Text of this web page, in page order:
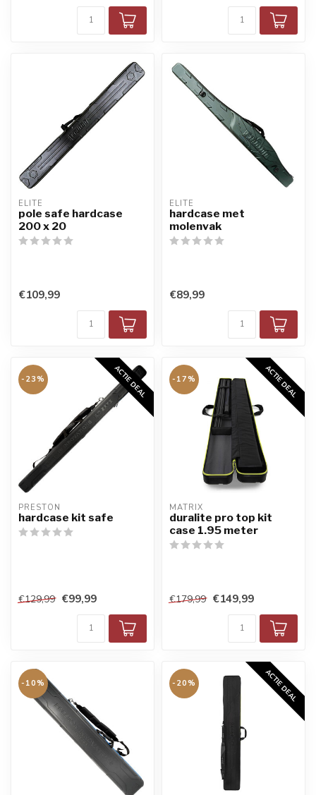
ELITE
pole safe hardcase
200 x 20
€109,99
ELITE
hardcase met
molenvak
€89,99
ACTIE DEAL
-23%
PRESTON
hardcase kit safe
€129,99 €99,99
ACTIE DEAL
-17%
MATRIX
duralite pro top kit
case 1.95 meter
€179,99 €149,99
-10% ACTIE DEAL
-20%